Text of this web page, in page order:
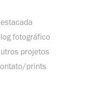
fotográfico
projetos
prints